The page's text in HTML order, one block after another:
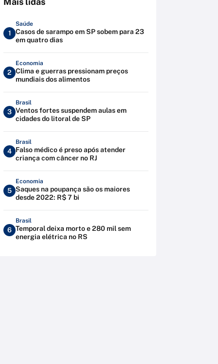
1
Saúde
Casos de sarampo em SP sobem para 23
em quatro dias
2
Economia
Clima e guerras pressionam preços
mundiais dos alimentos
3
Brasil
Ventos fortes suspendem aulas em
cidades do litoral de SP
4
Brasil
Falso médico é preso após atender
criança com câncer no RJ
5
Economia
Saques na poupança são os maiores
desde 2022: R$ 7 bi
6
Brasil
Temporal deixa morto e 280 mil sem
energia elétrica no RS